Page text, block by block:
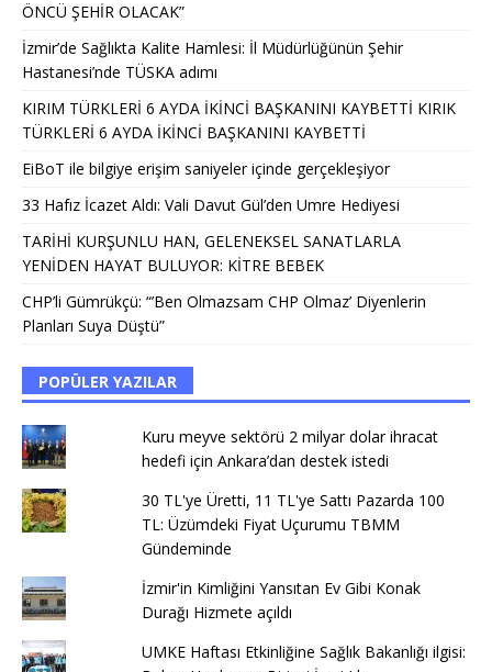
ÖNCÜ ŞEHİR OLACAK”
İzmir’de Sağlıkta Kalite Hamlesi: İl Müdürlüğünün Şehir
Hastanesi’nde TÜSKA adımı
KIRIM TÜRKLERİ 6 AYDA İKİNCİ BAŞKANINI KAYBETTİ KIRIK
TÜRKLERİ 6 AYDA İKİNCİ BAŞKANINI KAYBETTİ
EiBoT ile bilgiye erişim saniyeler içinde gerçekleşiyor
33 Hafız İcazet Aldı: Vali Davut Gül’den Umre Hediyesi
TARİHİ KURŞUNLU HAN, GELENEKSEL SANATLARLA
YENİDEN HAYAT BULUYOR: KİTRE BEBEK
CHP’li Gümrükçü: “’Ben Olmazsam CHP Olmaz’ Diyenlerin
Planları Suya Düştü”
POPÜLER YAZILAR
Kuru meyve sektörü 2 milyar dolar ihracat
hedefi için Ankara’dan destek istedi
30 TL'ye Üretti, 11 TL'ye Sattı Pazarda 100
TL: Üzümdeki Fiyat Uçurumu TBMM
Gündeminde
İzmir'in Kimliğini Yansıtan Ev Gibi Konak
Durağı Hizmete açıldı
UMKE Haftası Etkinliğine Sağlık Bakanlığı ilgisi: